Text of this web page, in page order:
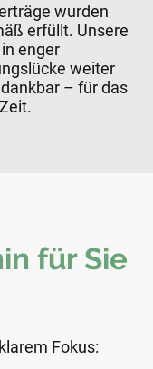
wurden
erfüllt. Unsere
enger
weiter
– für das
für Sie
Fokus: